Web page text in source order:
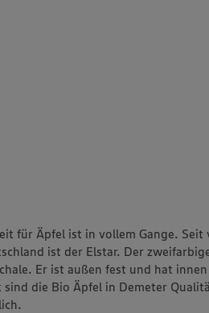
für Äpfel ist in vollem Gange. Seit
ist der Elstar. Der
Er ist außen fest und hat
die Bio Äpfel in Demeter